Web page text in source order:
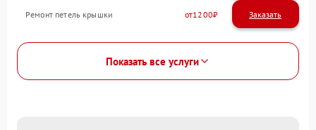
Ремонт петель крышки 1200
Показать все услуги